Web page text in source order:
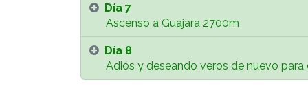
Día 7
Ascenso a Guajara 2700m
Día 8
Adiós y deseando veros de nuevo para